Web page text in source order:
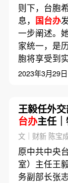
则下，台胞
息， 国台办
一步阐述。
家统一，是
胞将享受到
2023年3月29日
王毅任外
台办主任
文｜财新 陈宝
原中共中央
室）主任王
务副部长张